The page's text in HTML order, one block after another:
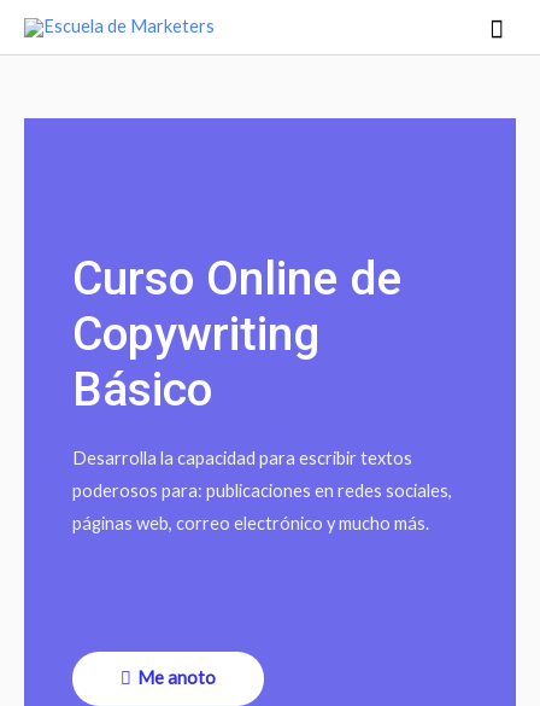
Curso Online de
Copywriting
Básico
Desarrolla la capacidad para escribir textos
poderosos para: publicaciones en redes sociales,
páginas web, correo electrónico y mucho más.
Me anoto